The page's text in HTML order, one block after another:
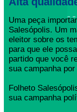
Uma peça
Salesópolis. Um
eleitor sobre os
para que ele
partido que você
sua campanha
Folheto
sua campanha